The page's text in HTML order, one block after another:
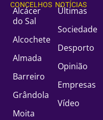
CONCELHOS
Alcácer
do Sal
Alcochete
Almada
Barreiro
Grândola
Moita
NOTÍCIAS
Últimas
Sociedade
Desporto
Opinião
Empresas
Vídeo